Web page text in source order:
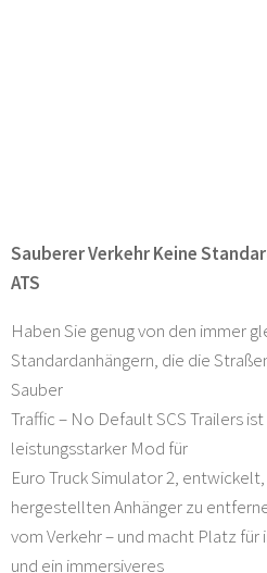
Sauberer Verkehr Keine
ATS
Haben Sie genug von den immer
Standardanhängern, die die
Sauber
Traffic – No Default SCS Trailers
leistungsstarker Mod für
Euro Truck Simulator 2,
hergestellten Anhänger zu
vom Verkehr – und macht Platz
und ein immersiveres